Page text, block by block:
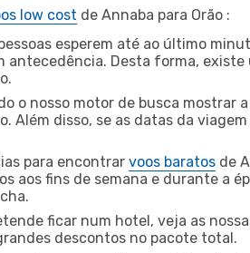
low cost de Annaba para Orão :
esperem até ao último
antecedência. Desta forma,
o nosso motor de busca mostrar
Além disso, se as datas da
para encontrar voos baratos de
aos fins de semana e durante a
ficar num hotel, veja as
descontos no pacote total.